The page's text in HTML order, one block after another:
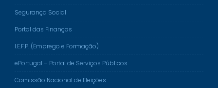
Segurança Social
Portal das Finanças
I.E.F.P. (Emprego e Formação)
ePortugal – Portal de Serviços Públicos
Comissão Nacional de Eleições